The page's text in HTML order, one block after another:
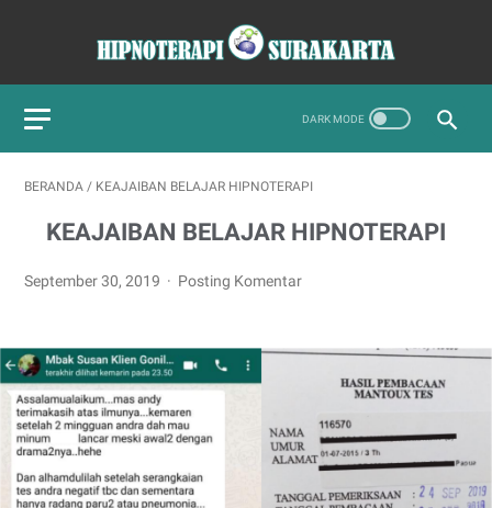
BERANDA / KEAJAIBAN BELAJAR HIPNOTERAPI
KEAJAIBAN BELAJAR HIPNOTERAPI
September 30, 2019 Posting Komentar